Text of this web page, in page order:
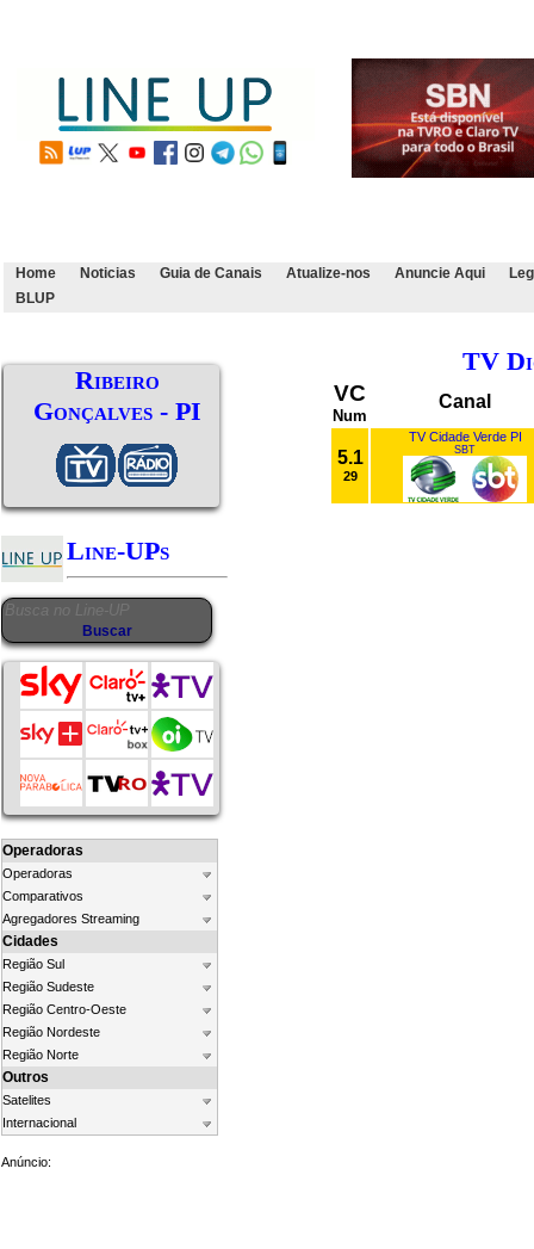
Home Noticias Guia de Canais Atualize-nos Anuncie Aqui
BLUP
Ribeiro
Gonçalves - PI
Line-UPs
Operadoras
Operadoras
Comparativos
Agregadores Streaming
Cidades
Região Sul
Região Sudeste
Região Centro-Oeste
Região Nordeste
Região Norte
Outros
Satelites
Internacional
Anúncio:
TV
VC
Num
Canal
5.1
29
TV Cidade Verde PI
SBT